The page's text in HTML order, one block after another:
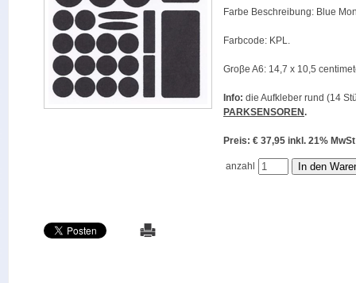
Farbe Beschreibung: Blue
Farbcode: KPL.
Groβe A6: 14,7 x 10,5
Info: die Aufkleber rund (14
PARKSENSOREN.
Preis: € 37,95 inkl. 21%
anzahl